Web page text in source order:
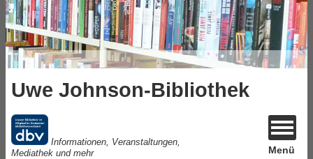
Uwe Johnson-Bibliothek
Informationen, Veranstaltungen,
Mediathek und mehr
Menü